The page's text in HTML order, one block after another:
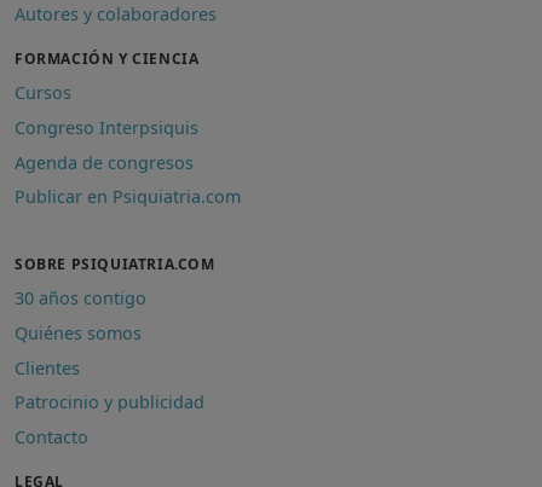
Autores y colaboradores
FORMACIÓN Y CIENCIA
Cursos
Congreso Interpsiquis
Agenda de congresos
Publicar en Psiquiatria.com
SOBRE PSIQUIATRIA.COM
30 años contigo
Quiénes somos
Clientes
Patrocinio y publicidad
Contacto
LEGAL